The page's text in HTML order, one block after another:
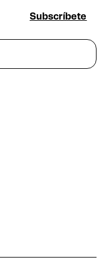
Subscríbete